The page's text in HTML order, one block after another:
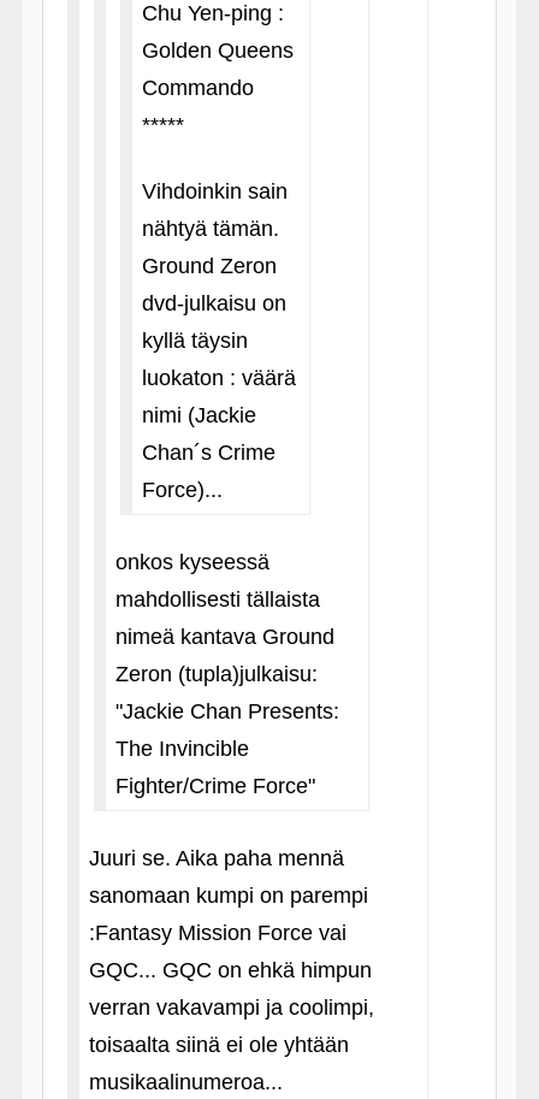
Chu Yen-ping :
Golden Queens
Commando
*****
Vihdoinkin sain
nähtyä tämän.
Ground Zeron
dvd-julkaisu on
kyllä täysin
luokaton : väärä
nimi (Jackie
Chan´s Crime
Force)...
onkos kyseessä
mahdollisesti tällaista
nimeä kantava Ground
Zeron (tupla)julkaisu:
"Jackie Chan Presents:
The Invincible
Fighter/Crime Force"
Juuri se. Aika paha mennä
sanomaan kumpi on parempi
:Fantasy Mission Force vai
GQC... GQC on ehkä himpun
verran vakavampi ja coolimpi,
toisaalta siinä ei ole yhtään
musikaalinumeroa...